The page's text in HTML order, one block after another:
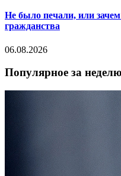
Не было печали, или
гражданства
06.08.2026
Популярное за неделю